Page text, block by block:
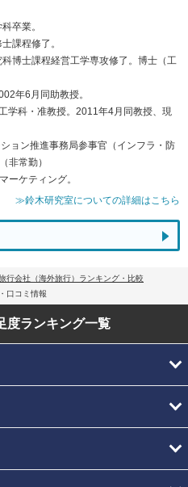
卒業。
課程修了。
博士課程経営工学専攻修了。博士（工
年6月同助教授。
学科・准教授。2011年4月同教授、現
ョン推進事務局参事官（インフラ・防
非常勤）
ーケティング。
≫鈴木研究室についての詳細はこちら
行会社（海外旅行）ランキング・比較
口コミ情報
度ランキング一覧